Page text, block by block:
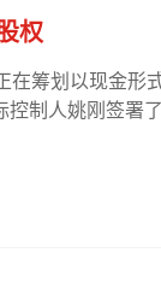
权
筹划以现金形
制人姚刚签署